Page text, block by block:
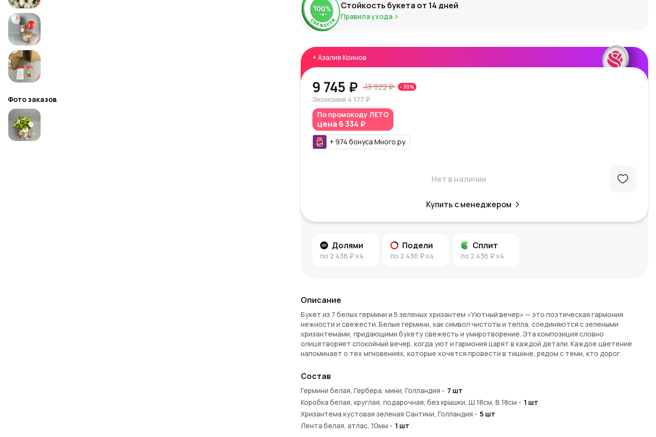
Фото заказов
Стойкость букета от 14 дней
Правила ухода
+ Азалия Коинов
9 745 ₽ 13 922 ₽ - 30%
Экономия 4 177 ₽
По промокоду ЛЕТО
цена 6 334 ₽
+ 974 бонуса Много.ру
Нет в наличии
Купить с менеджером
Долями
по 2 436 ₽x4
Подели
по 2 436 ₽x4
Сплит
по 2 436 ₽x4
Описание
Букет из 7 белых гермини и 5 зеленых хризантем «Уютный вечер» — это поэтическая гармония
нежности и свежести. Белые гермини, как символ чистоты и тепла, соединяются с зелеными
хризантемами, придающими букету свежесть и умиротворение. Эта композиция словно
олицетворяет спокойный вечер, когда уют и гармония царят в каждой детали. Каждое цветение
напоминает о тех мгновениях, которые хочется провести в тишине, рядом с теми, кто дорог.
изысканная форма создают ощущение уюта и благополучия, приглашая насладиться каждым
моментом. Этот букет станет символом тепла, которое мы дарим себе и своим близким.
Преимущества букета
Нежность и свежесть
: Белые гермини и зеленые хризантемы создают композицию, полную
спокойствия и красоты.
Состав
Гермини белая, Гербера, мини, Голландия - 7 шт
Коробка белая, круглая, подарочная, без крышки, Ш 18см, В 18см - 1 шт
Хризантема кустовая зеленая Сантини, Голландия - 5 шт
Лента белая, атлас, 10мм - 1 шт